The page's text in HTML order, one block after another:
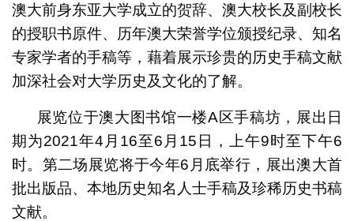
澳大前身东亚大学成立的贺辞、澳大校长及副校长
的授职书原件、历年澳大荣誉学位颁授纪录、知名
专家学者的手稿等，藉着展示珍贵的历史手稿文献
加深社会对大学历史及文化的了解。
展览位于澳大图书馆一楼A区手稿坊，展出日
期为2021年4月16至6月15日，上午9时至下午6
时。第二场展览将于今年6月底举行，展出澳大首
批出版品、本地历史知名人士手稿及珍稀历史书稿
文献。